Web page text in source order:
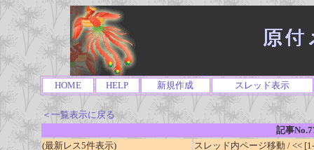
HOME HELP 新規作成 スレッド表示
＜一覧表示に戻る
記事
(最新レス5件表示)
スレッド内ページ移動 / <<